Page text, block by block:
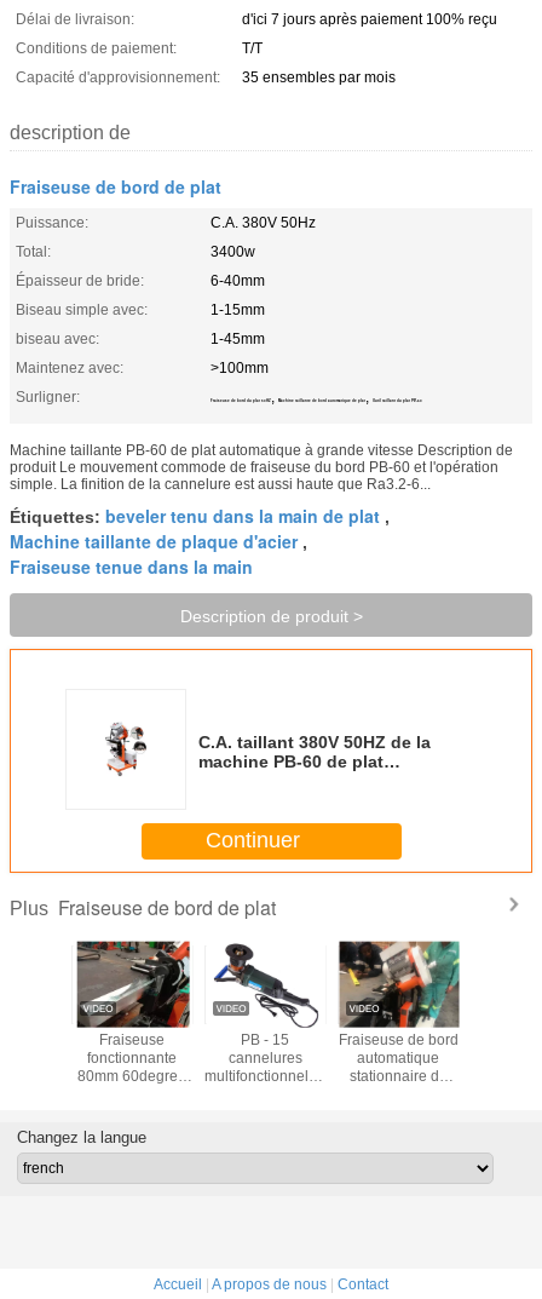
Délai de livraison:
d'ici 7 jours après paiement 100% reçu
Conditions de paiement:
T/T
Capacité d'approvisionnement:
35 ensembles par mois
description de
Fraiseuse de bord de plat
Puissance:
C.A. 380V 50Hz
Total:
3400w
Épaisseur de bride:
6-40mm
Biseau simple avec:
1-15mm
biseau avec:
1-45mm
Maintenez avec:
>100mm
Surligner:
Fraiseuse de bord du plat 50HZ , Machine taillante de bord automatique de plat , Outil taillant du plat PB-60
Machine taillante PB-60 de plat automatique à grande vitesse Description de
produit Le mouvement commode de fraiseuse du bord PB-60 et l'opération
simple. La finition de la cannelure est aussi haute que Ra3.2-6...
Étiquettes: beveler tenu dans la main de plat ,
Machine taillante de plaque d'acier,
Fraiseuse tenue dans la main
Description de produit >
C.A. taillant 380V 50HZ de la
machine PB-60 de plat
Continuer
Plus Fraiseuse de bord de plat
Fraiseuse
fonctionnante
80mm 60degree
de plat d'individu
PB - 15
cannelures
multifonctionnelles/outils
Fraiseuse de bord
automatique
stationnaire de
Changez la langue
Accueil | A propos de nous | Contact